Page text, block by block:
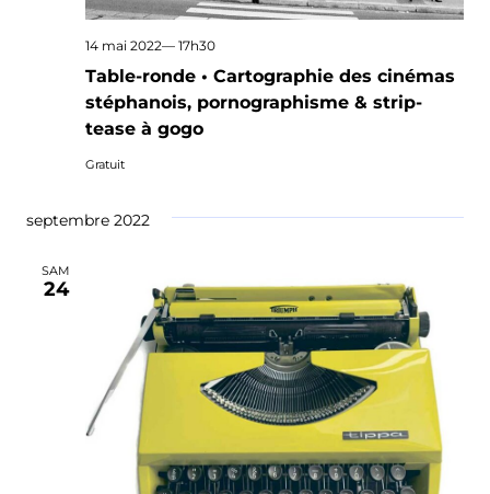
Table-ronde • Cartographie des cinémas
stéphanois, pornographisme & strip-
tease à gogo
14 mai 2022— 17h30
Gratuit
septembre 2022
SAM
24